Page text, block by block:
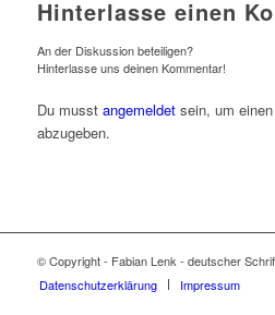
Hinterlasse einen
An der Diskussion beteiligen?
Hinterlasse uns deinen Kommentar!
Du musst angemeldetsein, um
abzugeben.
© Copyright - Fabian Lenk - deutscher
Datenschutzerklärung
Impressum